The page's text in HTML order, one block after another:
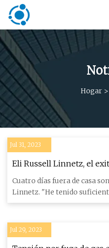
Hogar >
Jul 31, 2023
Eli Russell Linnetz, el
californiano que no
Cuatro días fuera de casa
Linnetz. "He tenido suficiente. Me gusta quedarme en
casa.
Jul 29, 2023